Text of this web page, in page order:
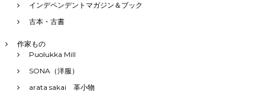
インデペンデントマガジン＆ブック
古本・古書
作家もの
Puolukka Mill
SONA（洋服）
arata sakai 革小物